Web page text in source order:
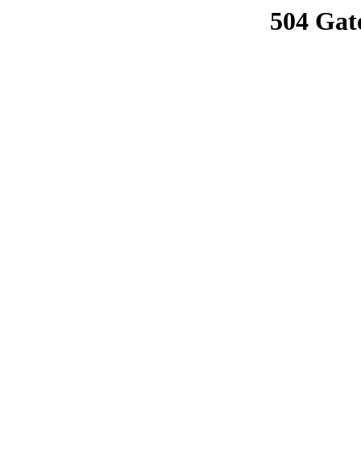
504